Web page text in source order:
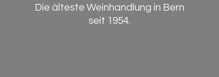
Die älteste Weinhandlung in Bern
seit 1954.